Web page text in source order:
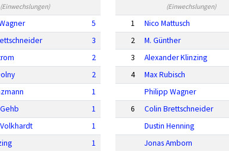
(Einwechslungen)
5
3
2
2
1
1
1
1
(Einwechslungen)
1 Nico Mattusch
2
M. Günther
3
Alexander Klinzing
4
Max Rubisch
Philipp Wagner
6
Colin Brettschneider
Dustin Henning
Jonas Amborn